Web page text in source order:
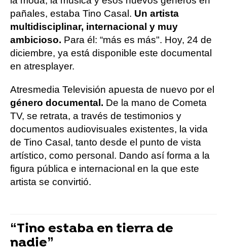
pañales, estaba Tino Casal. Un artista
multidisciplinar, internacional y muy
ambicioso. Para él: “más es más". Hoy, 24 de
diciembre, ya está disponible este documental
en atresplayer.
Atresmedia Televisión apuesta de nuevo por el
género documental. De la mano de Cometa
TV, se retrata, a través de testimonios y
documentos audiovisuales existentes, la vida
de Tino Casal, tanto desde el punto de vista
artístico, como personal. Dando así forma a la
figura pública e internacional en la que este
artista se convirtió.
“Tino estaba en tierra de
nadie”